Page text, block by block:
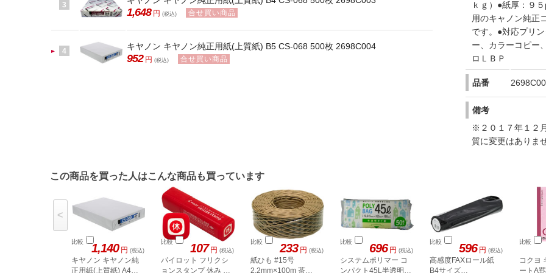
ｋｇ）●紙厚：９
用のキャノン純正
です。●対応プリ
ー、カラーコピー
ロＬＢＰ
品番
備考
※２０１７年１２
質に変更はありま
3
1,648 円 (税込) 合せ買い商品
4 キヤノン キヤノン純正用紙(上質紙) B5 CS-068 500枚 2698C004
952 円 (税込) 合せ買い商品
この商品を買った人はこんな商品も買っています
比較 1,140 円 (税込)
キヤノン キヤノン純
正用紙(上質紙) A4
比較 107 円 (税込)
パイロット フリクシ
ョンスタンプ 休み レ
比較 233 円 (税込)
紙ひも #15号
2.2mm×100m 茶
比較 696 円 (税込)
システムポリマー コ
ンパクト45L半透明50
比較 596 円 (税込)
高感度FAXロール紙
B4サイズ
比較
コクヨ
ートA
<